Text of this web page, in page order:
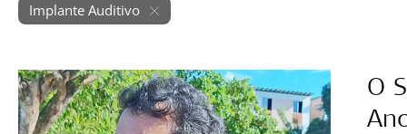
Implante Auditivo
O